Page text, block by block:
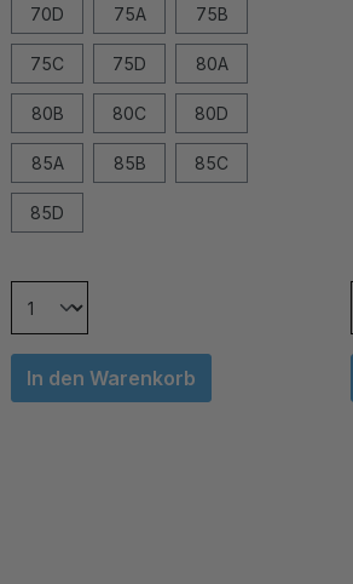
70D 75A 75B
75C 75D 80A
80B 80C 80D
85A 85B 85C
85D
In den Warenkorb